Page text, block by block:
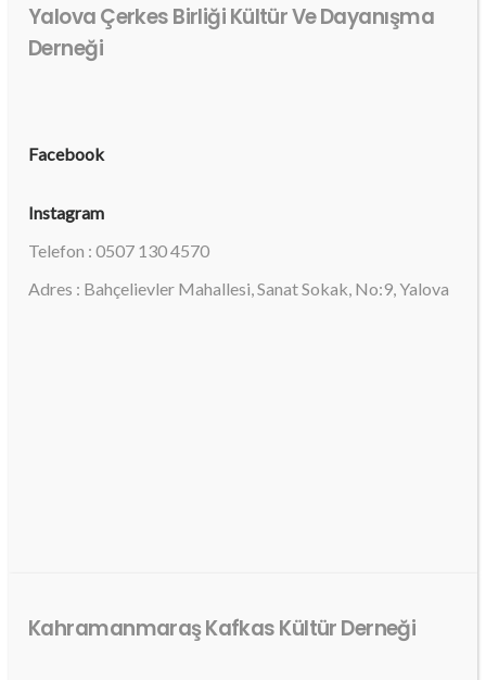
Yalova Çerkes Birliği Kültür Ve Dayanışma
Derneği
Facebook
Instagram
Telefon : 0507 130 4570
Adres : Bahçelievler Mahallesi, Sanat Sokak, No:9, Yalova
Kahramanmaraş Kafkas Kültür Derneği